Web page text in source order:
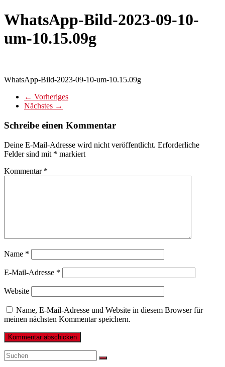
WhatsApp-Bild-2023-09-10-
um-10.15.09g
WhatsApp-Bild-2023-09-10-um-10.15.09g
← Vorheriges
Nächstes →
Schreibe einen Kommentar
Deine E-Mail-Adresse wird nicht veröffentlicht. Erforderliche
Felder sind mit * markiert
Kommentar *
Name *
E-Mail-Adresse *
Website
Name, E-Mail-Adresse und Website in diesem Browser für
meinen nächsten Kommentar speichern.